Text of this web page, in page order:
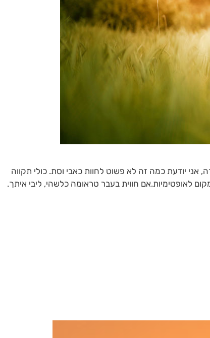
כמה זה לא פשוט לחוות כאבי וסת. כולי תקווה
לאופטימיות.אם חווית בעבר טראומה כלשהי, ליבי איתך.